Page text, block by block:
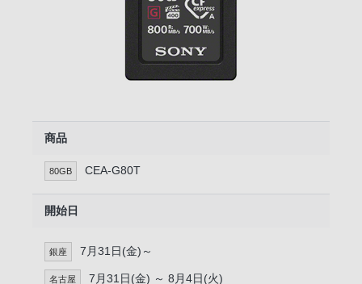
商品
80GB CEA-G80T
開始日
銀座 7月31日(金)～
名古屋
7月31日(金) ～ 8月4日(火)